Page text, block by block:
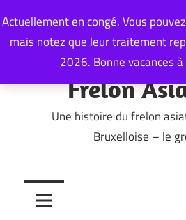
Actuellement en congé. Vous
mais notez que leur traitement
2026. Bonne vacances
to
content
Frelon
Une histoire du frelon
Bruxelloise – le